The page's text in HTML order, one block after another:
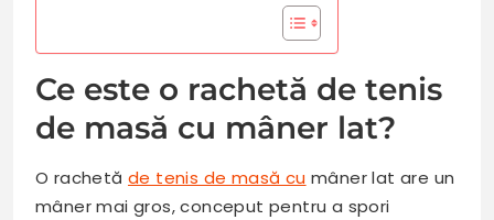
Ce este o rachetă de tenis
de masă cu mâner lat?
O rachetăde tenis de masă cu mâner lat are un
mâner mai gros, conceput pentru a spori